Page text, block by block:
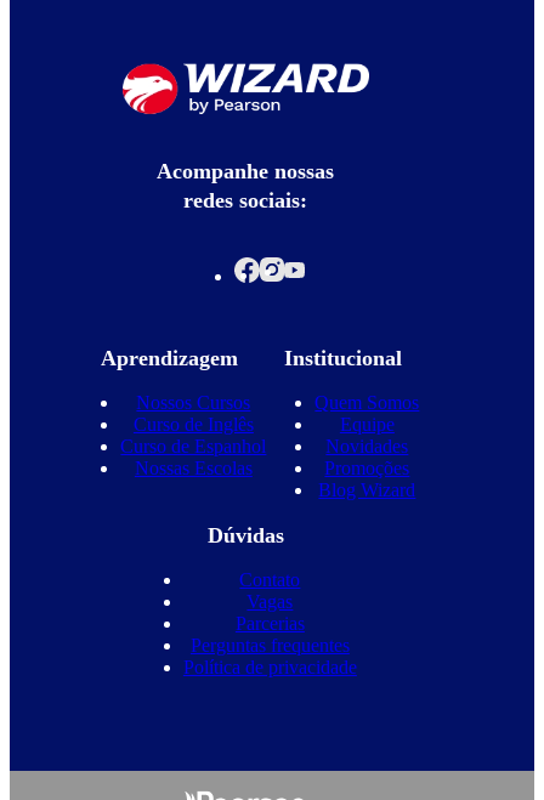
Acompanhe nossas
redes sociais:
Aprendizagem
Nossos Cursos
Curso de Inglês
Curso de Espanhol
Nossas Escolas
Institucional
Quem Somos
Equipe
Novidades
Promoções
Blog Wizard
Dúvidas
Contato
Vagas
Parcerias
Perguntas frequentes
Política de privacidade